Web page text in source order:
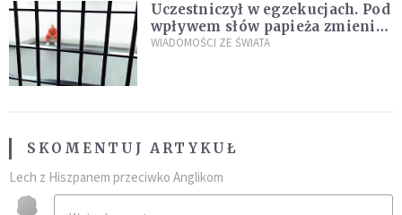
Uczestniczył w egzekucjach. Pod
wpływem słów papieża zmienił
zdanie
WIADOMOŚCI ZE ŚWIATA
SKOMENTUJ ARTYKUŁ
Lech z Hiszpanem przeciwko Anglikom